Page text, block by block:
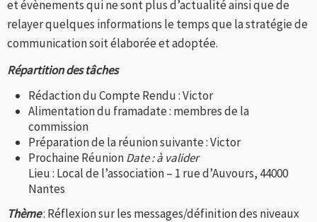
et évènements qui ne sont plus d’actualité ainsi que de
relayer quelques informations le temps que la stratégie de
communication soit élaborée et adoptée.
Répartition des tâches
Rédaction du Compte Rendu : Victor
Alimentation du framadate : membres de la
commission
Préparation de la réunion suivante : Victor
Prochaine RéunionDate : à valider
Lieu : Local de l’association – 1 rue d’Auvours, 44000
Nantes
Thème: Réflexion sur les messages/définition des niveaux